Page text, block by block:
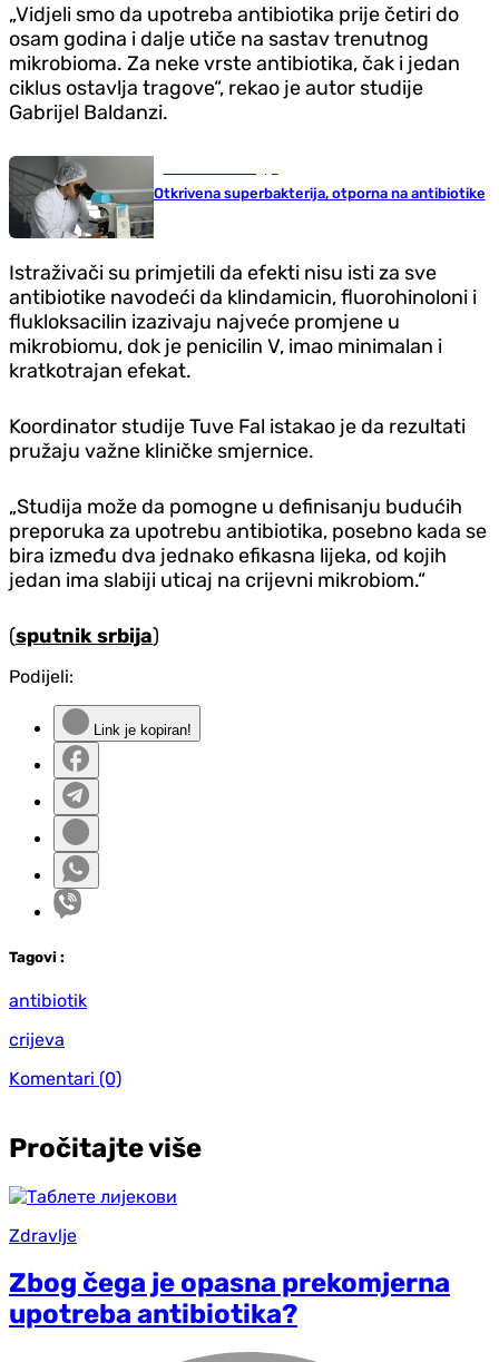
„Vidjeli smo da upotreba antibiotika prije četiri do
osam godina i dalje utiče na sastav trenutnog
mikrobioma. Za neke vrste antibiotika, čak i jedan
ciklus ostavlja tragove“, rekao je autor studije
Gabrijel Baldanzi.
Otkrivena superbakterija, otporna na antibiotike
Istraživači su primjetili da efekti nisu isti za sve
antibiotike navodeći da klindamicin, fluorohinoloni i
flukloksacilin izazivaju najveće promjene u
mikrobiomu, dok je penicilin V, imao minimalan i
kratkotrajan efekat.
Koordinator studije Tuve Fal istakao je da rezultati
pružaju važne kliničke smjernice.
„Studija može da pomogne u definisanju budućih
preporuka za upotrebu antibiotika, posebno kada se
bira između dva jednako efikasna lijeka, od kojih
jedan ima slabiji uticaj na crijevni mikrobiom.“
(sputnik srbija)
Podijeli:
Link je kopiran!
Tagovi :
antibiotik
crijeva
Komentari (0)
Pročitajte više
Zdravlje
Zbog čega je opasna prekomjerna
upotreba antibiotika?